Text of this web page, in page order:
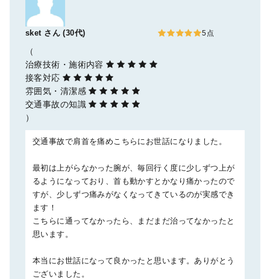
sket さん (30代) 5点
（
治療技術・施術内容
接客対応
雰囲気・清潔感
交通事故の知識
）
交通事故で肩首を痛めこちらにお世話になりました。
最初は上がらなかった腕が、毎回行く度に少しずつ上が
るようになっており、首も動かすとかなり痛かったので
すが、少しずつ痛みがなくなってきているのが実感でき
ます！
こちらに通ってなかったら、まだまだ治ってなかったと
思います。
本当にお世話になって良かったと思います。ありがとう
ございました。